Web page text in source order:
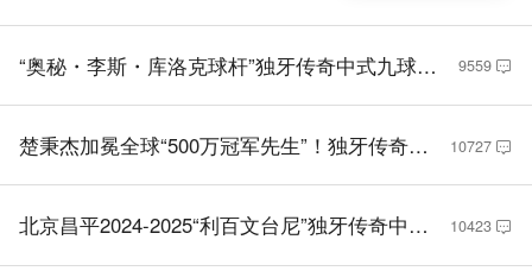
楚秉杰加冕全球“500万冠军先生”！独牙传奇中式九球全
球总决赛璀璨落幕
上汽奥迪A5L Sportback正式上市，重新定义新时代燃
目的燃油车型——全新上汽奥迪A5L Spo
rtback，新车以25.99万元起的售价正式
进入市场，并在上市后90天内为选购豪华
型、尊享quattro型、智领型及智领quattr
“奥秘・李斯・库洛克球杆”独牙传奇中式九球临海大师赛开幕式 9559
楚秉杰加冕全球“500万冠军先生”！独牙传奇中式九球全球总决赛璀璨落幕 10727
北京昌平2024-2025“利百文台尼”独牙传奇中式九球国际巡回赛全球总决赛盛大启幕！冠军500万 10423